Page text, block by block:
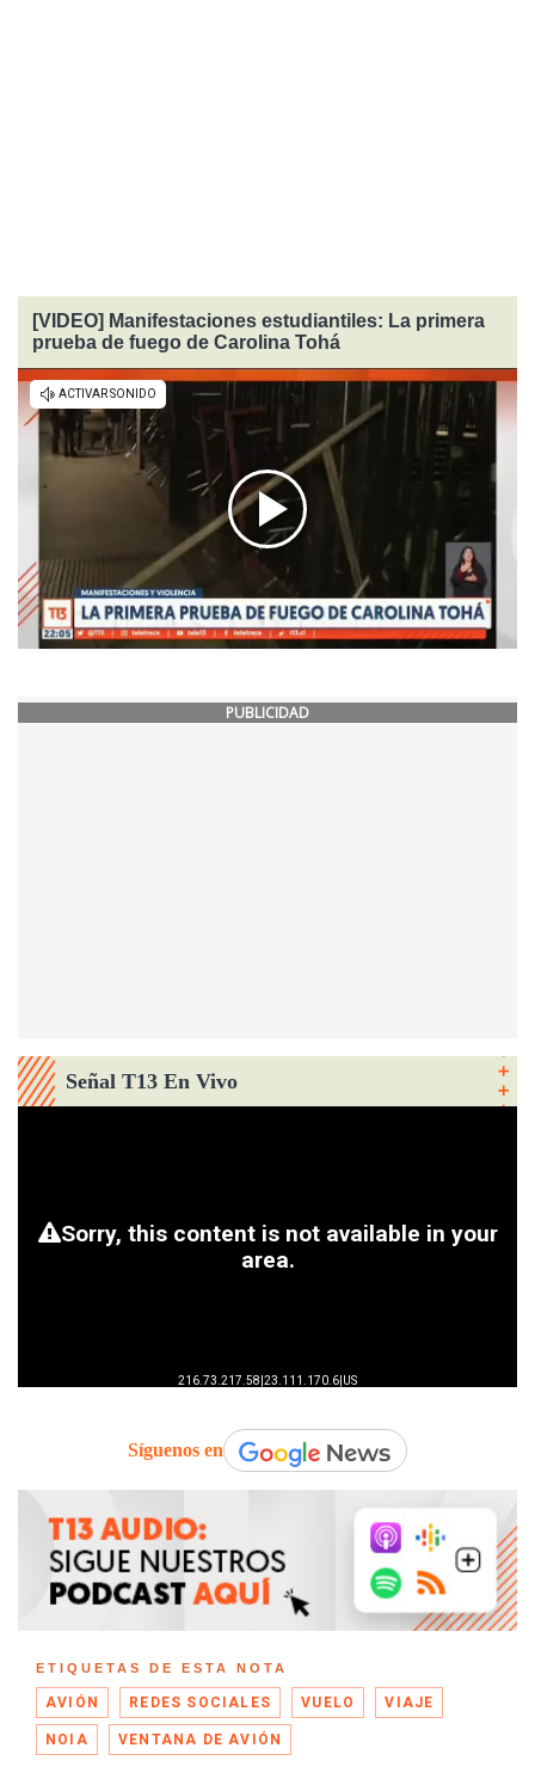
[VIDEO] Manifestaciones estudiantiles: La primera
prueba de fuego de Carolina Tohá
PUBLICIDAD
Señal T13 En Vivo
Síguenos en
ETIQUETAS DE ESTA NOTA
AVIÓN REDES SOCIALES VUELO VIAJE
NOIA VENTANA DE AVIÓN